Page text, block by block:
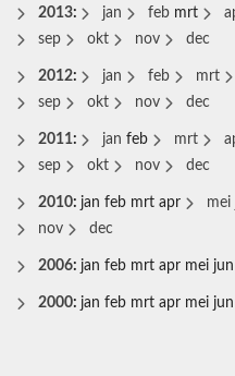
2013: jan feb mrt
sep
okt nov dec
2012: jan feb mrt
sep
okt nov dec
2011: jan feb mrt
sep
okt nov dec
2010: jan feb mrt apr mei
nov
dec
2006: jan feb mrt apr mei jun
2000: jan feb mrt apr mei jun